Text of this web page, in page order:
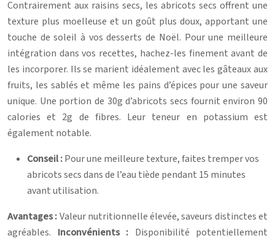
Contrairement aux raisins secs, les abricots secs offrent une
texture plus moelleuse et un goût plus doux, apportant une
touche de soleil à vos desserts de Noël. Pour une meilleure
intégration dans vos recettes, hachez-les finement avant de
les incorporer. Ils se marient idéalement avec les gâteaux aux
fruits, les sablés et même les pains d’épices pour une saveur
unique. Une portion de 30g d’abricots secs fournit environ 90
calories et 2g de fibres. Leur teneur en potassium est
également notable.
Conseil :Pour une meilleure texture, faites tremper vos
abricots secs dans de l’eau tiède pendant 15 minutes
avant utilisation.
Avantages :Valeur nutritionnelle élevée, saveurs distinctes et
agréables. Inconvénients : Disponibilité potentiellement